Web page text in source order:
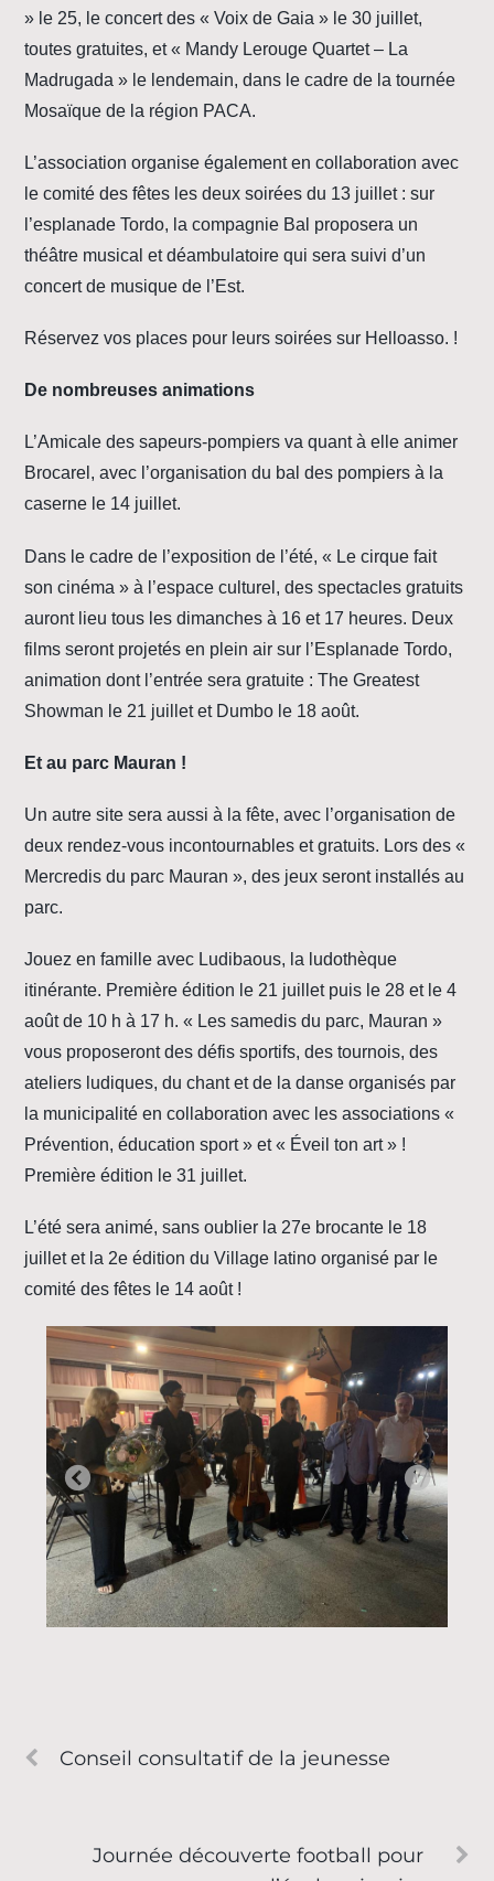
» le 25, le concert des « Voix de Gaia » le 30 juillet,
toutes gratuites, et « Mandy Lerouge Quartet – La
Madrugada » le lendemain, dans le cadre de la tournée
Mosaïque de la région PACA.
L’association organise également en collaboration avec
le comité des fêtes les deux soirées du 13 juillet : sur
l’esplanade Tordo, la compagnie Bal proposera un
théâtre musical et déambulatoire qui sera suivi d’un
concert de musique de l’Est.
Réservez vos places pour leurs soirées sur Helloasso. !
De nombreuses animations
L’Amicale des sapeurs-pompiers va quant à elle animer
Brocarel, avec l’organisation du bal des pompiers à la
caserne le 14 juillet.
Dans le cadre de l’exposition de l’été, « Le cirque fait
son cinéma » à l’espace culturel, des spectacles gratuits
auront lieu tous les dimanches à 16 et 17 heures. Deux
films seront projetés en plein air sur l’Esplanade Tordo,
animation dont l’entrée sera gratuite : The Greatest
Showman le 21 juillet et Dumbo le 18 août.
Et au parc Mauran !
Un autre site sera aussi à la fête, avec l’organisation de
deux rendez-vous incontournables et gratuits. Lors des «
Mercredis du parc Mauran », des jeux seront installés au
parc.
Jouez en famille avec Ludibaous, la ludothèque
itinérante. Première édition le 21 juillet puis le 28 et le 4
août de 10 h à 17 h. « Les samedis du parc, Mauran »
vous proposeront des défis sportifs, des tournois, des
ateliers ludiques, du chant et de la danse organisés par
la municipalité en collaboration avec les associations «
Prévention, éducation sport » et « Éveil ton art » !
Première édition le 31 juillet.
L’été sera animé, sans oublier la 27e brocante le 18
juillet et la 2e édition du Village latino organisé par le
comité des fêtes le 14 août !
Conseil consultatif de la jeunesse
Journée découverte football pour